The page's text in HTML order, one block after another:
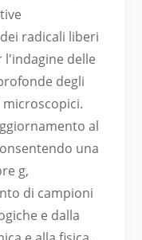
radicali liberi
l'indagine delle
degli
al
una
g,
di campioni
e dalla